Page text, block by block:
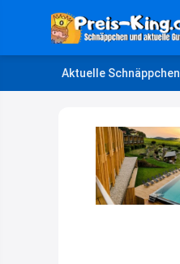
Aktuelle Schnäppchen